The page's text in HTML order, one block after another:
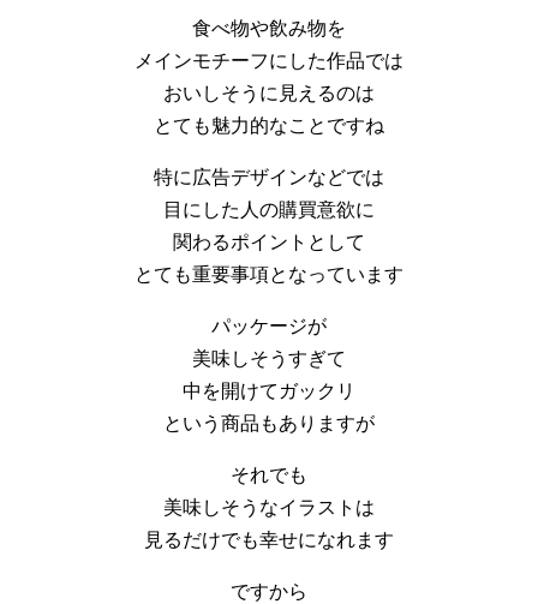
食べ物や飲み物を
メインモチーフにした作品では
おいしそうに見えるのは
とても魅力的なことですね
特に広告デザインなどでは
目にした人の購買意欲に
関わるポイントとして
とても重要事項となっています
パッケージが
美味しそうすぎて
中を開けてガックリ
という商品もありますが
それでも
美味しそうなイラストは
見るだけでも幸せになれます
ですから